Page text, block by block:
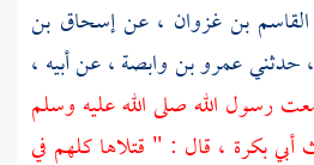
القاسم بن غزوان ،عنإسحاق بن
حدثنيعمرو بن وابصة ،عن أبيه ،
رسول الله صلى الله عليه وسلم
أبي بكرة ، قال : " قتلاها كلهم في